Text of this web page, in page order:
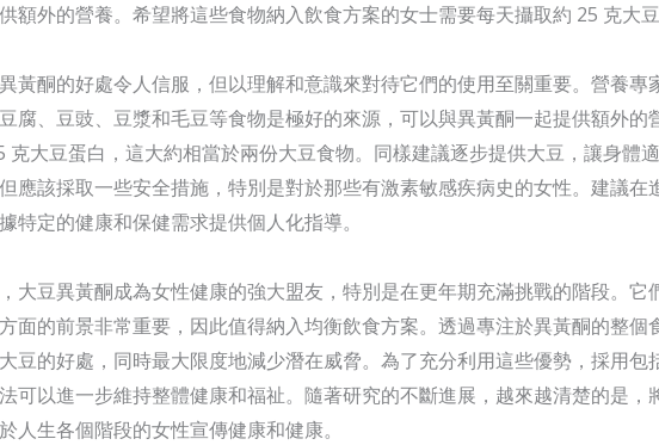
額外的營養。希望將這些食物納入飲食方案的女士需要每天攝取約 25 克大
黃酮的好處令人信服，但以理解和意識來對待它們的使用至關重要。營養
腐、豆豉、豆漿和毛豆等食物是極好的來源，可以與異黃酮一起提供額外
克大豆蛋白，這大約相當於兩份大豆食物。同樣建議逐步提供大豆，讓身體
應該採取一些安全措施，特別是對於那些有激素敏感疾病史的女性。建議
特定的健康和保健需求提供個人化指導。
大豆異黃酮成為女性健康的強大盟友，特別是在更年期充滿挑戰的階段。
面的前景非常重要，因此值得納入均衡飲食方案。透過專注於異黃酮的整
豆的好處，同時最大限度地減少潛在威脅。為了充分利用這些優勢，採用
可以進一步維持整體健康和福祉。隨著研究的不斷進展，越來越清楚的是
人生各個階段的女性宣傳健康和健康。